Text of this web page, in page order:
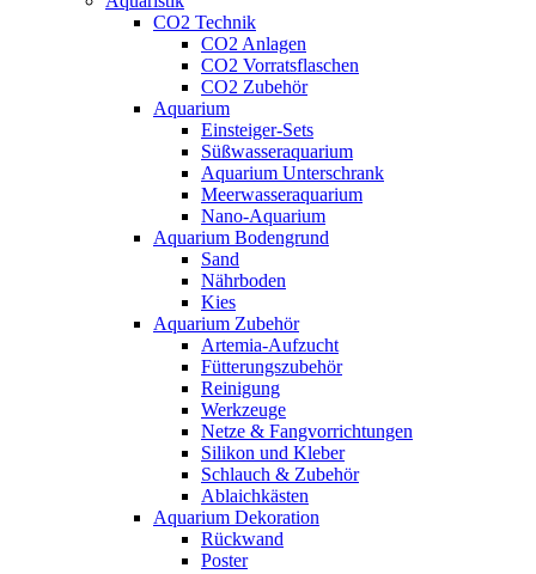
CO2 Technik
CO2 Anlagen
CO2 Vorratsflaschen
CO2 Zubehör
Aquarium
Einsteiger-Sets
Süßwasseraquarium
Aquarium Unterschrank
Meerwasseraquarium
Nano-Aquarium
Aquarium Bodengrund
Sand
Nährboden
Kies
Aquarium Zubehör
Artemia-Aufzucht
Fütterungszubehör
Reinigung
Werkzeuge
Netze & Fangvorrichtungen
Silikon und Kleber
Schlauch & Zubehör
Ablaichkästen
Aquarium Dekoration
Rückwand
Poster